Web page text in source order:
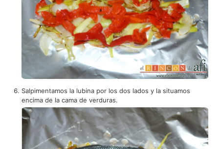
Salpimentamos la lubina por los dos lados y la situamos
encima de la cama de verduras.